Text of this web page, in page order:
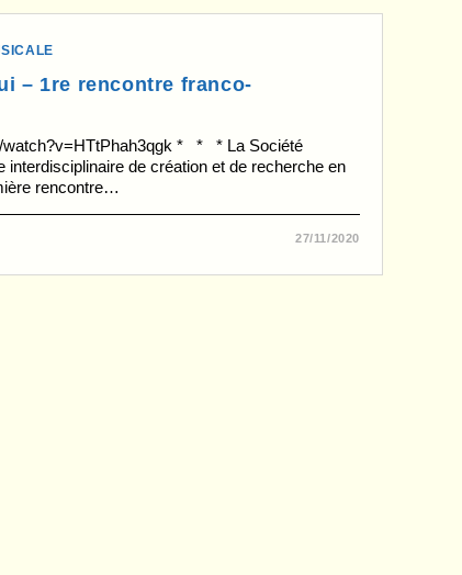
– 1re rencontre franco-
watch?v=HTtPhah3qgk * * * La Société
interdisciplinaire de création et de recherche en
rencontre…
27/11/2020